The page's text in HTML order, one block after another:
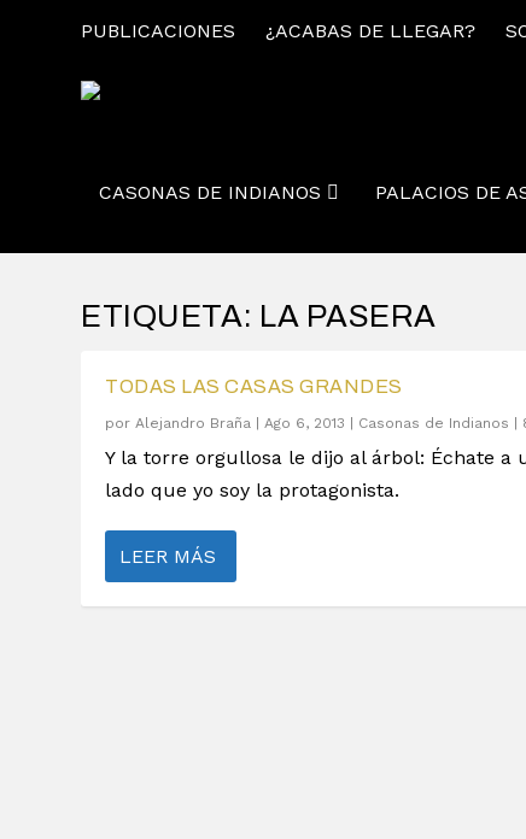
PUBLICACIONES ¿ACABAS DE LLEGAR?
CASONAS DE INDIANOS PALACIOS DE
ETIQUETA: LA PASERA
TODAS LAS CASAS GRANDES
porAlejandro Braña |Ago 6, 2013 Casonas de Indianos
Y la torre orgullosa le dijo al árbol: Échate a
lado que yo soy la protagonista.
LEER MÁS